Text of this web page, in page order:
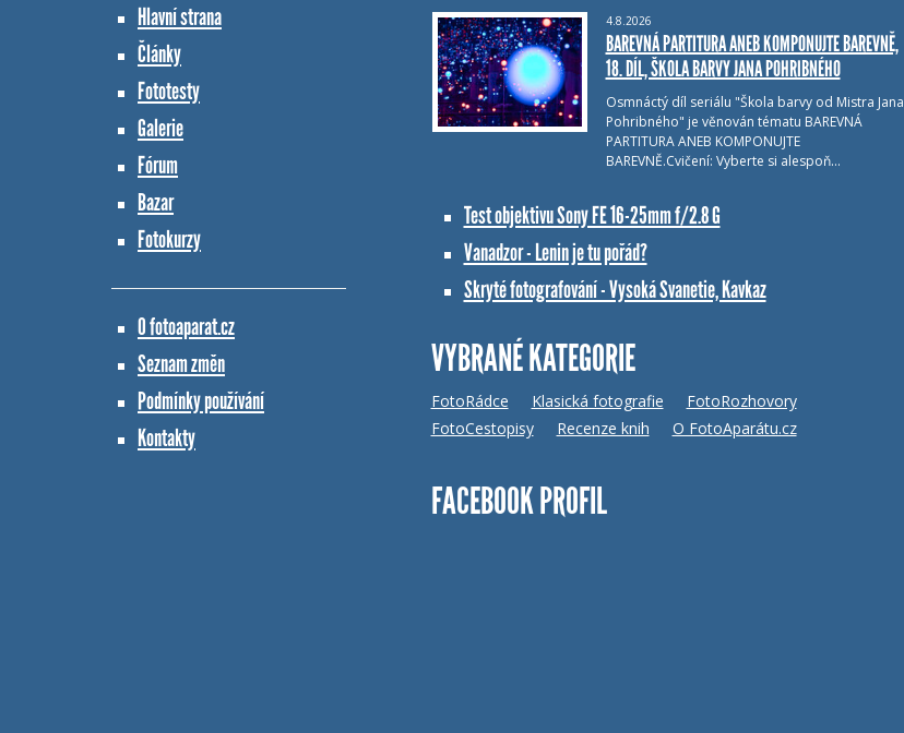
Hlavní strana
Články
Fototesty
Galerie
Fórum
Bazar
Fotokurzy
O fotoaparat.cz
Seznam změn
Podmínky používání
Kontakty
4.8.2026
BAREVNÁ PARTITURA ANEB KOMPONUJTE BAREVNĚ,
18. DÍL, ŠKOLA BARVY JANA POHRIBNÉHO
Osmnáctý díl seriálu "Škola barvy od Mistra Jana
Pohribného" je věnován tématu BAREVNÁ
PARTITURA ANEB KOMPONUJTE
BAREVNĚ.Cvičení: Vyberte si alespoň…
Test objektivu Sony FE 16-25mm f/2.8 G
Vanadzor - Lenin je tu pořád?
Skryté fotografování - Vysoká Svanetie, Kavkaz
VYBRANÉ KATEGORIE
FotoRádce Klasická fotografie
FotoRozhovory
FotoCestopisy
Recenze knih O FotoAparátu.cz
FACEBOOK PROFIL